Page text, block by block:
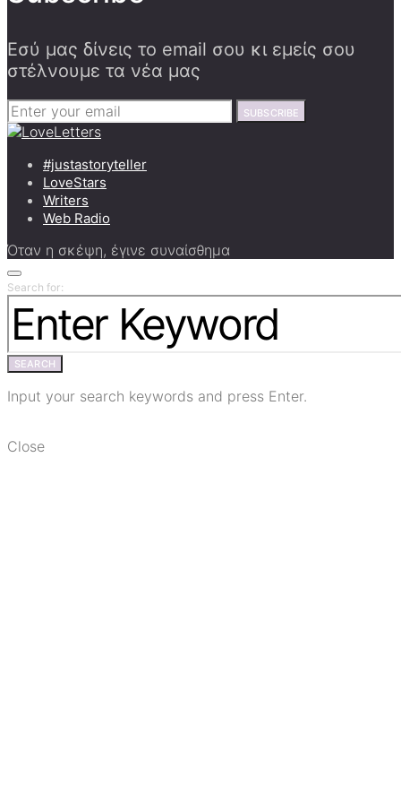
Εσύ μας δίνεις το email σου κι εμείς σου
στέλνουμε τα νέα μας
SUBSCRIBE
#justastoryteller
LoveStars
Writers
Web Radio
Όταν η σκέψη, έγινε συναίσθημα
Search for:
SEARCH
Input your search keywords and press Enter.
Close